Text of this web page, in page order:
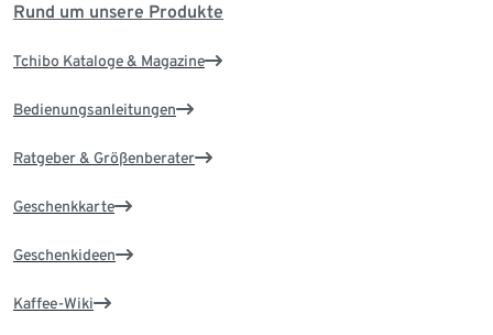
Rund um unsere Produkte
Tchibo Kataloge & Magazine
Bedienungsanleitungen
Ratgeber & Größenberater
Geschenkkarte
Geschenkideen
Kaffee-Wiki